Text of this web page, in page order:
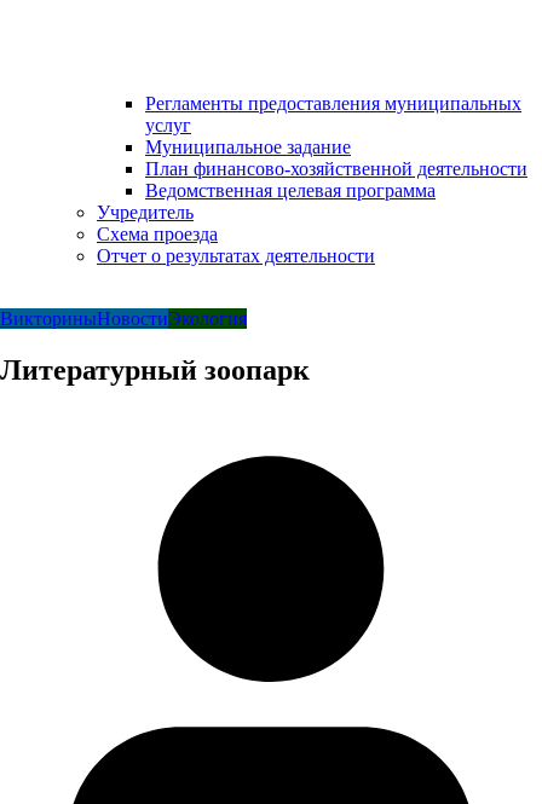
Регламенты предоставления муниципальных
услуг
Муниципальное задание
План финансово-хозяйственной деятельности
Ведомственная целевая программа
Учредитель
Схема проезда
Отчет о результатах деятельности
ВикториныНовостиЭкология
Литературный зоопарк